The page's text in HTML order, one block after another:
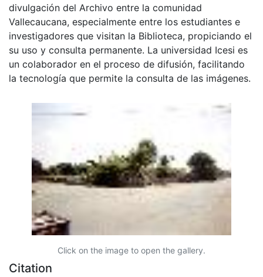
divulgación del Archivo entre la comunidad
Vallecaucana, especialmente entre los estudiantes e
investigadores que visitan la Biblioteca, propiciando el
su uso y consulta permanente. La universidad Icesi es
un colaborador en el proceso de difusión, facilitando
la tecnología que permite la consulta de las imágenes.
Click on the image to open the gallery.
Citation